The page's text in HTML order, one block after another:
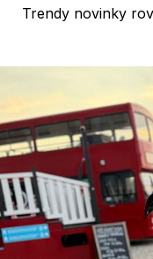
Trendy novinky